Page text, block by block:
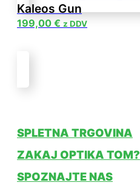
Kaleos Gun
199,00 € z DDV
SPLETNA TRGOVINA
ZAKAJ OPTIKA TOM?
SPOZNAJTE NAS